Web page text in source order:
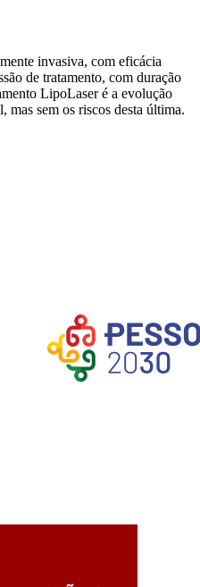
invasiva, com eficácia
de tratamento, com duração
LipoLaser é a evolução
mas sem os riscos desta última.